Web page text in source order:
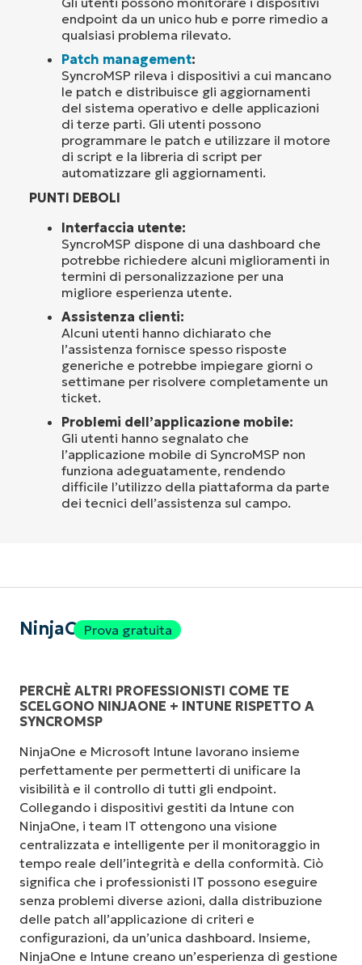
endpoint da un unico hub e porre rimedio a
qualsiasi problema rilevato.
Patch management:
SyncroMSP rileva i dispositivi a cui mancano
le patch e distribuisce gli aggiornamenti
del sistema operativo e delle applicazioni
di terze parti. Gli utenti possono
programmare le patch e utilizzare il motore
di script e la libreria di script per
automatizzare gli aggiornamenti.
PUNTI DEBOLI
Interfaccia utente:
SyncroMSP dispone di una dashboard che
potrebbe richiedere alcuni miglioramenti in
termini di personalizzazione per una
migliore esperienza utente.
Assistenza clienti:
Alcuni utenti hanno dichiarato che
l’assistenza fornisce spesso risposte
generiche e potrebbe impiegare giorni o
settimane per risolvere completamente un
ticket.
Problemi dell’applicazione mobile:
Gli utenti hanno segnalato che
l’applicazione mobile di SyncroMSP non
funziona adeguatamente, rendendo
difficile l’utilizzo della piattaforma da parte
dei tecnici dell’assistenza sul campo.
NinjaOneProva gratuita
PERCHÈ ALTRI PROFESSIONISTI COME TE
SCELGONO NINJAONE + INTUNE RISPETTO A
SYNCROMSP
NinjaOne e Microsoft Intune lavorano insieme
perfettamente per permetterti di unificare la
visibilità e il controllo di tutti gli endpoint.
Collegando i dispositivi gestiti da Intune con
NinjaOne, i team IT ottengono una visione
centralizzata e intelligente per il monitoraggio in
tempo reale dell’integrità e della conformità. Ciò
significa che i professionisti IT possono eseguire
senza problemi diverse azioni, dalla distribuzione
delle patch all’applicazione di criteri e
configurazioni, da un’unica dashboard. Insieme,
NinjaOne e Intune creano un’esperienza di gestione